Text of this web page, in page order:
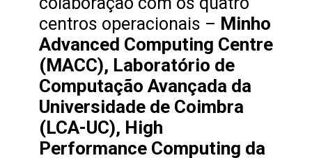
centros operacionais – Minho
Advanced Computing Centre
(MACC), Laboratório de
Computação Avançada da
Universidade de Coimbra
(LCA-UC), High
Performance Computing da